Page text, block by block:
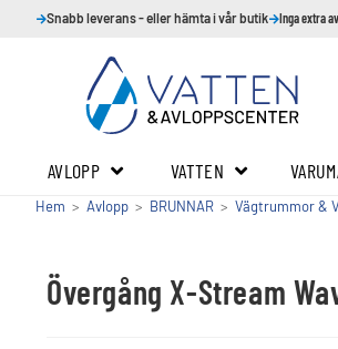
Snabb leverans - eller hämta i vår butik Inga extra
AVLOPP VATTEN
Hem > Avlopp > BRUNNAR > Vägtrummor &
Övergång X-Stream